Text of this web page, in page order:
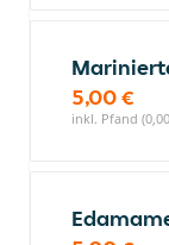
5,00 €
inkl. Pfand